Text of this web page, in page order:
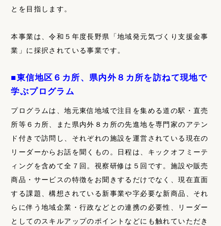
とを目指します。
本事業は、令和５年度長野県「地域発元気づくり支援金事
業」に採択されている事業です。
■東信地区６カ所、県内外８カ所を訪ねて現地で
学ぶプログラム
プログラムは、地元東信地域で注目を集める道の駅・直売
所等６カ所、また県内外８カ所の先進地を専門家のアテン
ド付きで訪問し、それぞれの施設を運営されている現在の
リーダーからお話を聞くもの。日程は、キックオフミーテ
ィングを含めて全７回。視察研修は５回です。施設や販売
商品・サービスの特徴をお聞きするだけでなく、現在直面
する課題、構想されている新事業や字必要な新商品、それ
らに伴う地域企業・行政などとの連携の必要性、リーダー
としてのスキルアップのポイントなどにも触れていただき